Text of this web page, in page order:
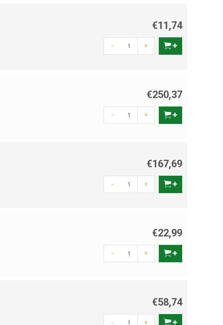
€11,74
- +
€250,37
- +
€167,69
- +
€22,99
- +
€58,74
- +